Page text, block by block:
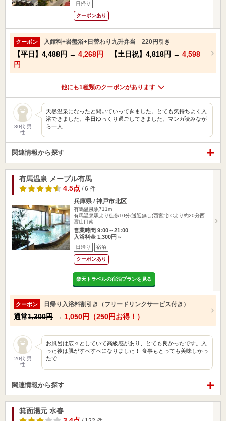
日帰り
クーポンあり
クーポン 入館料+岩盤浴+日替わり九升弁当 220円引き
【平日】 4,488円 → 4,268円 【土日祝】 4,818円 → 4,598
円
他にも1種類のクーポンがあります
30代 男
性
天然温泉になったと聞いていってきました。とても気持ちよく入
浴できました。半日ゆっくり過ごしてきました。マンガ読みなが
ら一人…
関連情報から探す
有馬温泉 メープル有馬
4.5点 / 6 件
兵庫県 / 神戸市北区
有馬温泉駅711m
有馬温泉駅より徒歩10分(送迎無し)西宮北ICより約20分西
宮山口南…
営業時間 9:00～21:00
入浴料金 1,300円～
日帰り 宿泊
クーポンあり
楽天トラベルの宿泊プランを見る
クーポン 日帰り入浴料割引き（フリードリンクサービス付き）
通常1,300円 → 1,050円（250円お得！）
20代 男
性
お風呂は広々としていて高級感があり、とても良かったです。入
った後は肌がすべすべになりました！ 食事もとっても美味しかっ
たで…
関連情報から探す
箕面湯元 水春